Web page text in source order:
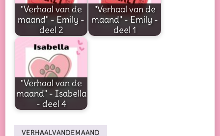
"Verhaal van de
maand" - Emily -
deel 2
"Verhaal van de
maand" - Emily -
deel 1
"Verhaal van de
maand" - Isabella
- deel 4
VERHAALVANDEMAAND